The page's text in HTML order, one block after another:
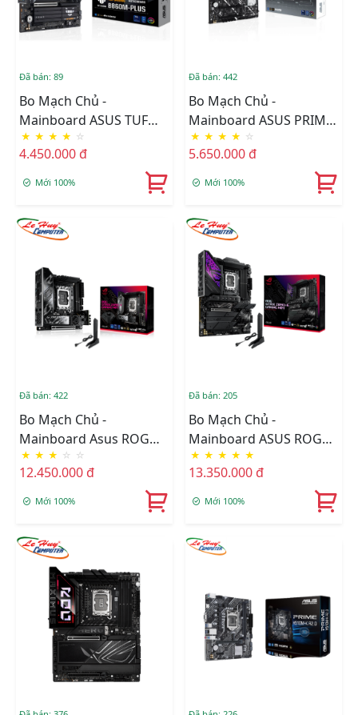
Đã bán: 89
Bo Mạch Chủ -
Mainboard ASUS TUF
GAMING B860M-PLUS
★ ★ ★ ★ ☆
4.450.000 đ
Mới 100%
Đã bán: 442
Bo Mạch Chủ -
Mainboard ASUS PRIME
Z890-P-CSM
★ ★ ★ ★ ☆
5.650.000 đ
Mới 100%
Đã bán: 422
Bo Mạch Chủ -
Mainboard Asus ROG
STRIX Z890-I GAMING
WIFI
★ ★ ★ ☆ ☆
12.450.000 đ
Mới 100%
Đã bán: 205
Bo Mạch Chủ -
Mainboard ASUS ROG
STRIX Z890-E GAMING
WIFI DDR5
★ ★ ★ ★ ★
13.350.000 đ
Mới 100%